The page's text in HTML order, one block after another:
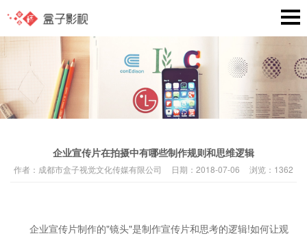
企业宣传片在拍摄中有哪些制作规则和思维逻辑
作者： 成都市盒子视觉文化传媒有限公司 日期： 2018-07-06 浏览： 1362
企业宣传片制作的"镜头"是制作宣传片和思考的逻辑!如何让观